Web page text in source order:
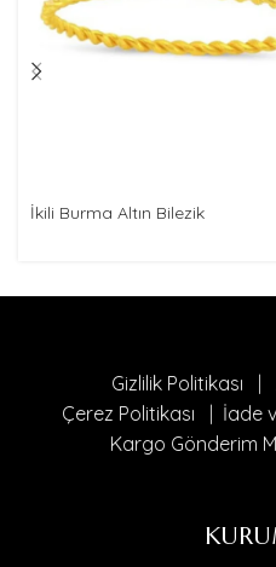
İkili Burma Altın Bilezik
Gizlilik Politikası |
Çerez Politikası
İade
Kargo Gönderim